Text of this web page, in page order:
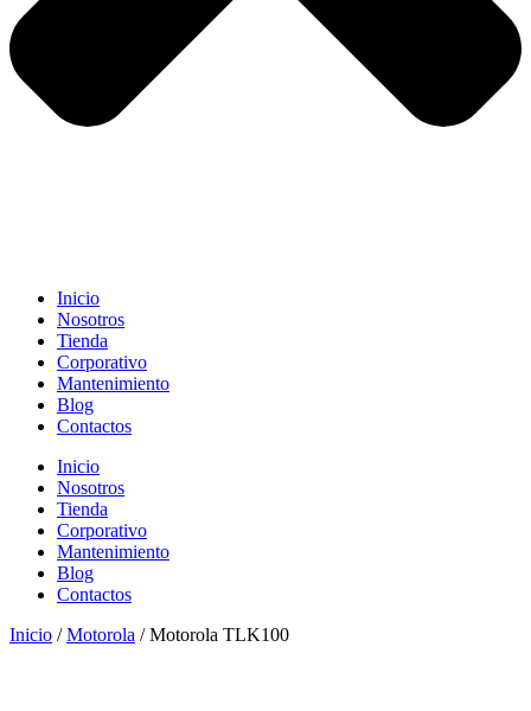
Inicio
Nosotros
Tienda
Corporativo
Mantenimiento
Blog
Contactos
Inicio
Nosotros
Tienda
Corporativo
Mantenimiento
Blog
Contactos
Inicio /Motorola / Motorola TLK100